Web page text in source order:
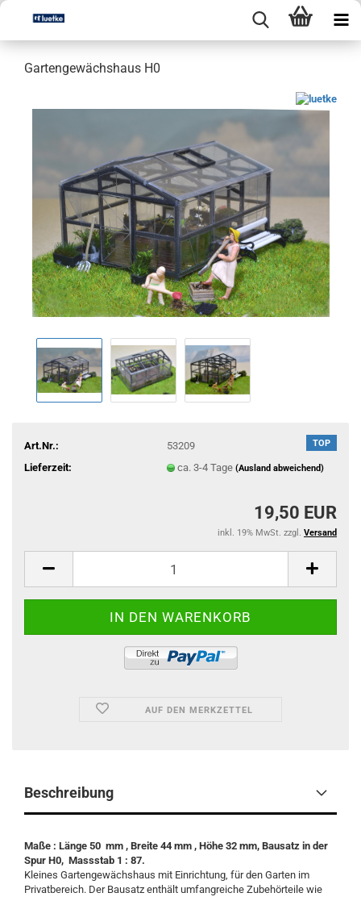
Gartengewächshaus H0
TOP
Art.Nr.:
53209
Lieferzeit:
ca. 3-4 Tage (Ausland abweichend)
19,50 EUR
inkl. 19% MwSt. zzgl. Versand
AUF DEN MERKZETTEL
Beschreibung
Maße : Länge 50 mm , Breite 44 mm , Höhe 32 mm, Bausatz in der
Spur H0, Massstab 1 : 87.
Kleines Gartengewächshaus mit Einrichtung, für den Garten im
Privatbereich. Der Bausatz enthält umfangreiche Zubehörteile wie